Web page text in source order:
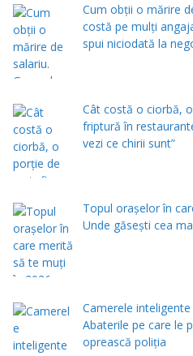
Cum obții o mărire
costă pe mulți
spui niciodată la
Cât costă o ciorbă,
friptură în
vezi ce chirii sunt”
Topul orașelor în
Unde găsești cea
Camerele
Abaterile pe care le
oprească poliția